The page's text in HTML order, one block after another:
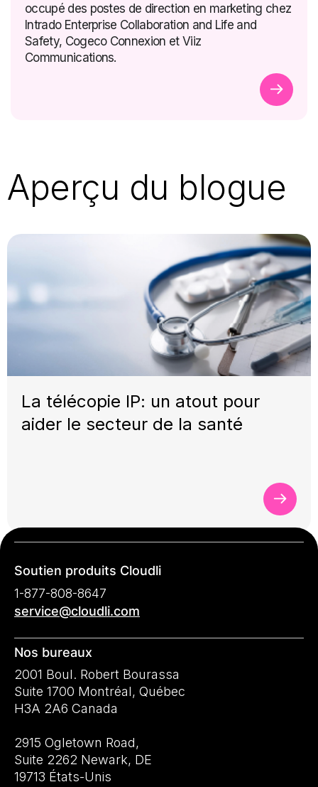
occupé des postes de direction en marketing chez
Intrado Enterprise Collaboration and Life and
Safety, Cogeco Connexion et Viiz
Communications.
Aperçu du blogue
La télécopie IP: un atout pour
aider le secteur de la santé
Soutien produits Cloudli
1-877-808-8647
service@cloudli.com
Nos bureaux
2001 Boul. Robert Bourassa
Suite 1700 Montréal, Québec
H3A 2A6 Canada
2915 Ogletown Road,
Suite 2262 Newark, DE
19713 États-Unis